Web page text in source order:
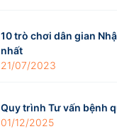
10 trò chơi dân gian
nhất
21/07/2023
Quy trình Tư vấn bệnh
01/12/2025